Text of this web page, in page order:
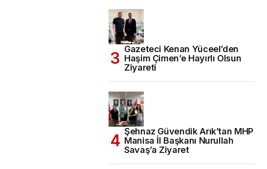
Gazeteci Kenan Yüceel’den
Haşim Çimen’e Hayırlı Olsun
Ziyareti
Şehnaz Güvendik Arık’tan MHP
Manisa İl Başkanı Nurullah
Savaş’a Ziyaret